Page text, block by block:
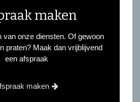
maken
van onze diensten. Of gewoon
praten? Maak dan vrijblijvend
een afspraak
maken